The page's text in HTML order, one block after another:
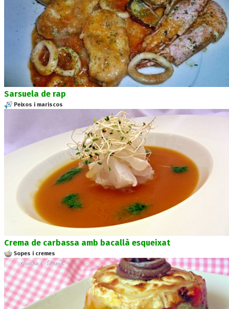
Sarsuela de rap
Peixos i mariscos
Crema de carbassa amb bacallà esqueixat
Sopes i cremes